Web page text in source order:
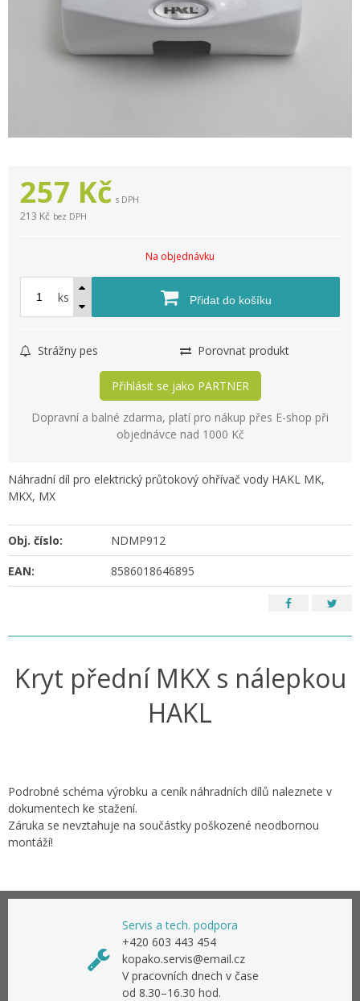
257 Kč s DPH
213 Kč bez DPH
Na objednávku
ks Přidat do košíku
Strážny pes Porovnat produkt
Přihlásit se jako PARTNER
Dopravní a balné zdarma, platí pro nákup přes E-shop při
objednávce nad 1000 Kč
Náhradní díl pro elektrický průtokový ohřívač vody HAKL MK,
MKX, MX
Obj. číslo:
NDMP912
EAN:
8586018646895
Kryt přední MKX s nálepkou
HAKL
Podrobné schéma výrobku a ceník náhradních dílů naleznete v
dokumentech ke stažení.
Záruka se nevztahuje na součástky poškozené neodbornou
montáží!
Servis a tech. podpora
+420 603 443 454
kopako.servis@email.cz
V pracovních dnech v čase
od 8.30–16.30 hod.